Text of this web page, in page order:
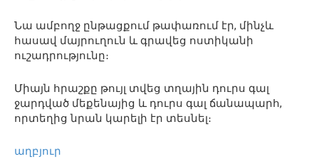
Նա ամբողջ ընթացքում թափառում էր, մինչև
հասավ մայրուղուն և գրավեց ոստիկանի
ուշադրությունը։
Միայն հրաշքը թույլ տվեց տղային դուրս գալ
ջարդված մեքենայից և դուրս գալ ճանապարհ,
որտեղից նրան կարելի էր տեսնել։
աղբյուր